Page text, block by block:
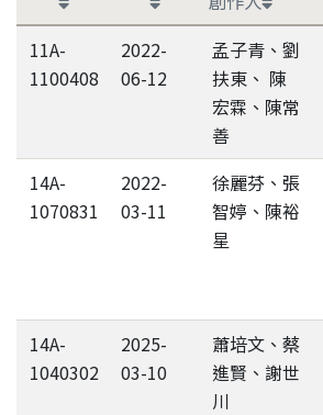
11A-
1100408
2022-
06-12
孟子青、劉
扶東、 陳
宏霖、陳常
善
14A-
1070831
2022-
03-11
徐麗芬、張
智婷、陳裕
星
14A-
1040302
2025-
03-10
蕭培文、蔡
進賢、謝世
川